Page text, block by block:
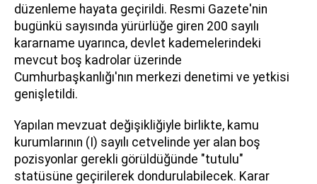
düzenleme hayata geçirildi. Resmi Gazete'nin
bugünkü sayısında yürürlüğe giren 200 sayılı
kararname uyarınca, devlet kademelerindeki
mevcut boş kadrolar üzerinde
Cumhurbaşkanlığı'nın merkezi denetimi ve yetkisi
genişletildi.
Yapılan mevzuat değişikliğiyle birlikte, kamu
kurumlarının (I) sayılı cetvelinde yer alan boş
pozisyonlar gerekli görüldüğünde "tutulu"
statüsüne geçirilerek dondurulabilecek. Karar